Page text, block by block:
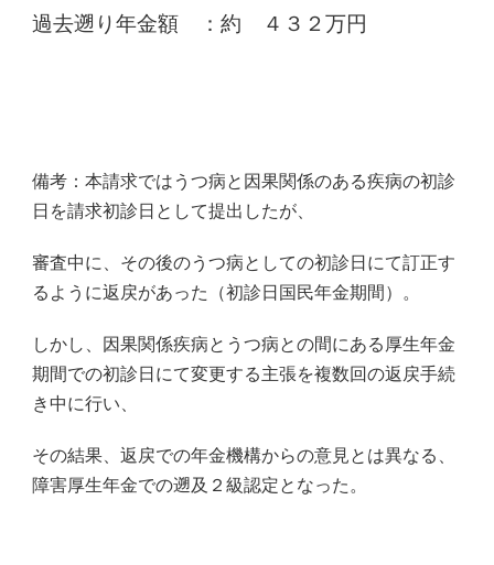
過去遡り年金額 ：約 ４３２万円
備考：本請求ではうつ病と因果関係のある疾病の初診
日を請求初診日として提出したが、
審査中に、その後のうつ病としての初診日にて訂正す
るように返戻があった（初診日国民年金期間）。
しかし、因果関係疾病とうつ病との間にある厚生年金
期間での初診日にて変更する主張を複数回の返戻手続
き中に行い、
その結果、返戻での年金機構からの意見とは異なる、
障害厚生年金での遡及２級認定となった。